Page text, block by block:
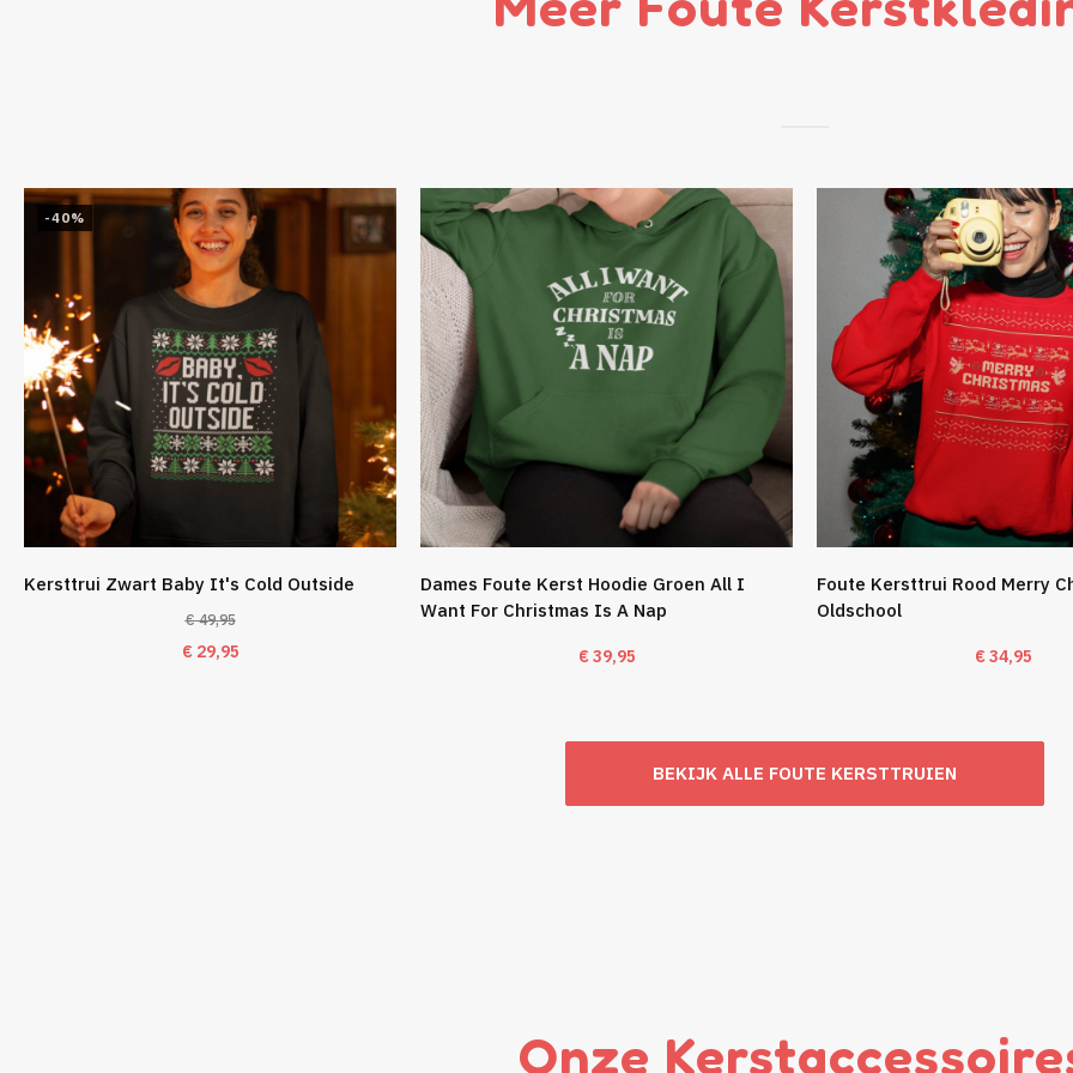
-40%
Kersttrui Zwart Baby It's Cold Outside
€49,95
Oorspronkelijke
€29,95Huidige
Dames Foute Kerst Hoodie Groen All I
Want For Christmas Is A Nap
€39,95
Foute Kersttrui Rood Merry
Oldschool
€34,95
BEKIJK ALLE FOUTE KERSTTRUIEN
Onze